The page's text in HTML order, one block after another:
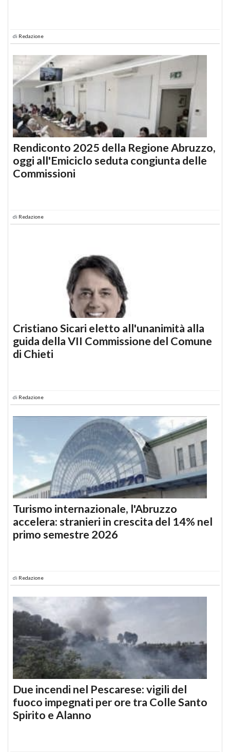
di Redazione
Rendiconto 2025 della Regione Abruzzo,
oggi all'Emiciclo seduta congiunta delle
Commissioni
di Redazione
Cristiano Sicari eletto all'unanimità alla
guida della VII Commissione del Comune
di Chieti
di Redazione
Turismo internazionale, l'Abruzzo
accelera: stranieri in crescita del 14% nel
primo semestre 2026
di Redazione
Due incendi nel Pescarese: vigili del
fuoco impegnati per ore tra Colle Santo
Spirito e Alanno